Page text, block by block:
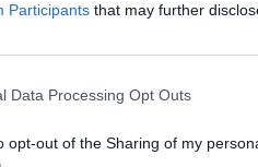
Participants that may further
Data Processing Opt Outs
opt-out of the Sharing of my
Villaggio Parco Elena
Contrada Impiso,